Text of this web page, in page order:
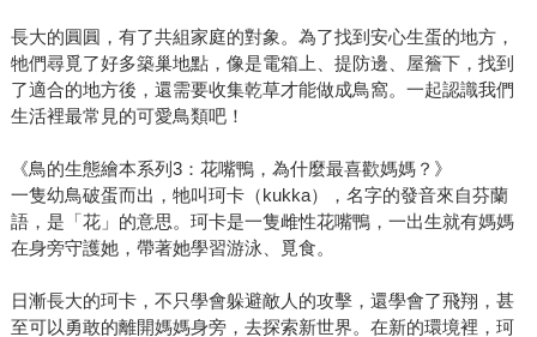
長大的圓圓，有了共組家庭的對象。為了找到安心生蛋的地方，
牠們尋覓了好多築巢地點，像是電箱上、提防邊、屋簷下，找到
了適合的地方後，還需要收集乾草才能做成鳥窩。一起認識我們
生活裡最常見的可愛鳥類吧！
《鳥的生態繪本系列3：花嘴鴨，為什麼最喜歡媽媽？》
一隻幼鳥破蛋而出，牠叫珂卡（kukka），名字的發音來自芬蘭
語，是「花」的意思。珂卡是一隻雌性花嘴鴨，一出生就有媽媽
在身旁守護她，帶著她學習游泳、覓食。
日漸長大的珂卡，不只學會躲避敵人的攻擊，還學會了飛翔，甚
至可以勇敢的離開媽媽身旁，去探索新世界。在新的環境裡，珂